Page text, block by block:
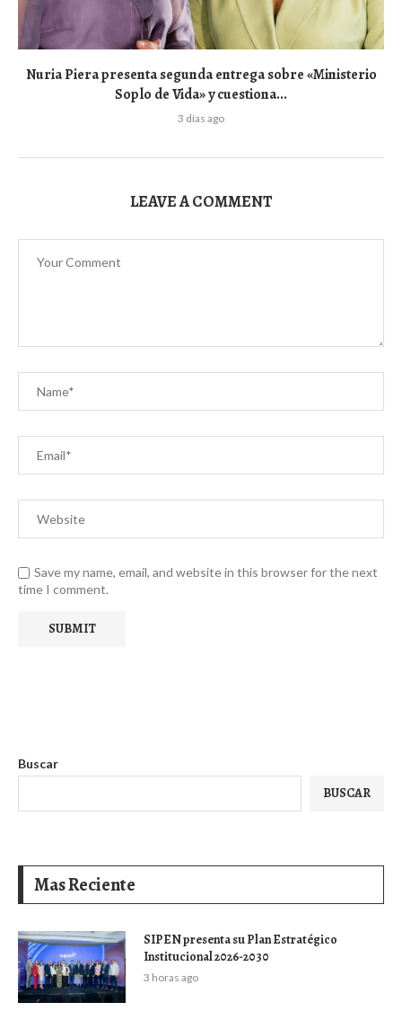
Nuria Piera presenta segunda entrega sobre «Ministerio
Soplo de Vida» y cuestiona...
3 días ago
LEAVE A COMMENT
Save my name, email, and website in this browser for the next
time I comment.
Buscar
BUSCAR
Mas Reciente
SIPEN presenta su Plan Estratégico
Institucional 2026-2030
3 horas ago